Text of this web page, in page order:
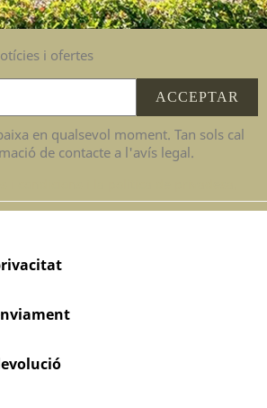
i ofertes
en qualsevol moment. Tan sols cal
de contacte a l'avís legal.